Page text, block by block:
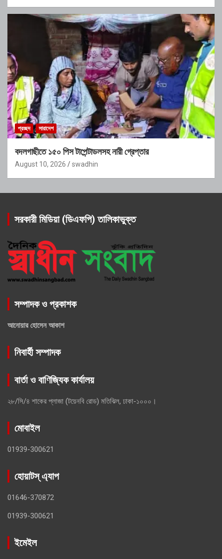
প্রচ্ছদ সারাদেশ
বদলগাছীতে ১৫০ পিস টাপেন্টাডলসহ নারী গ্রেপ্তার
August 10, 2026 swadhin
সরকারী মিডিয়া (ডিএফপি) তালিকাভুক্ত
সম্পাদক ও প্রকাশক
আনোয়ার হোসেন আকাশ
নিবার্হী সম্পাদক
বার্তা ও বাণিজ্যিক কার্যালয়
২৮/সি/৪ শাকের প্লাজা (টয়েনবি রোড) মতিঝিল, ঢাকা-১০০০।
মোবাইল
01939-300621
হোয়াটস্ এ্যাপ
01646-370872
01939-300621
ইমেইল